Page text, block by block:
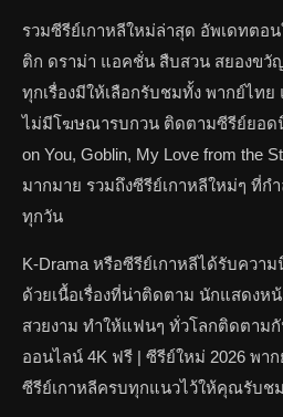
รวมซีรีย์เกาหลีใหม่ล่าสุด อัพเดทตอ
ติก ดราม่า แอคชั่น สืบสวน สยองขวั
ทุกเรื่องมีให้เลือกรับชมทั้ง พากย์ไท
ไม่มีโฆษณารบกวน ติดตามซีรีย์ยอดนิ
on You, Goblin, My Love from the
มากมาย รวมถึงซีรีย์เกาหลีใหม่ๆ ที่ก
ทุกวัน
K-Drama หรือซีรีย์เกาหลีได้รับควา
ด้วยเนื้อเรื่องที่น่าติดตาม นักแสดงห
สวยงาม ทำให้แฟนๆ ทั่วโลกติดตาม
ออนไลน์ 4K ฟรี | ซีรีย์ใหม่ 2026 พา
ซีรีย์เกาหลีครบทุกแนวไว้ให้คุณรับช